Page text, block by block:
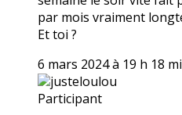
par mois vraiment
Et toi ?
6 mars 2024 à 19 h 18
justeloulou
Participant